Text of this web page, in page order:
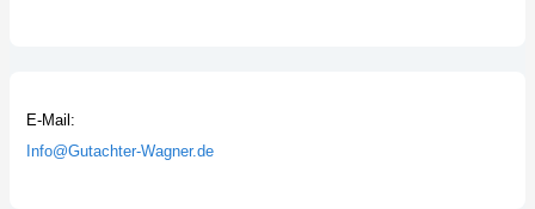
E-Mail:
Info@Gutachter-Wagner.de